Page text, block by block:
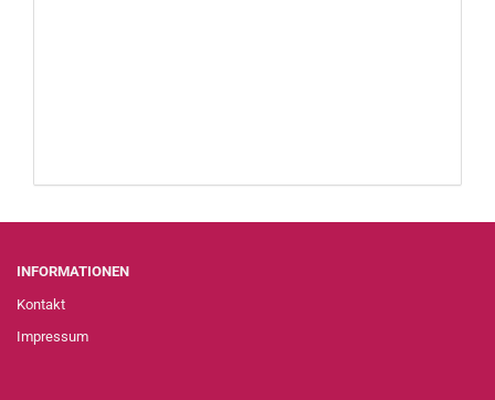
INFORMATIONEN
Kontakt
Impressum